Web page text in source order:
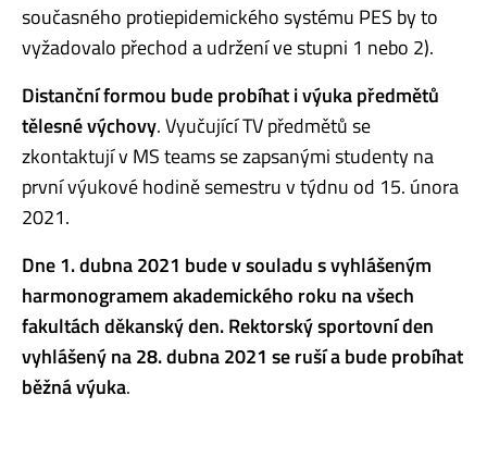
současného protiepidemického systému PES by to
vyžadovalo přechod a udržení ve stupni 1 nebo 2).
Distanční formou bude probíhat i výuka předmětů
tělesné výchovy. Vyučující TV předmětů se
zkontaktují v MS teams se zapsanými studenty na
první výukové hodině semestru v týdnu od 15. února
2021.
Dne 1. dubna 2021 bude v souladu s vyhlášeným
harmonogramem akademického roku na všech
fakultách děkanský den. Rektorský sportovní den
vyhlášený na 28. dubna 2021 se ruší a bude probíhat
běžná výuka.